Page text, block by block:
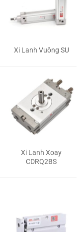
Xi Lanh Vuông SU
Xi Lanh Xoay
CDRQ2BS